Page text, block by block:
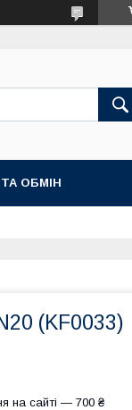
ОБМІН
(KF0033)
на сайті — 700 ₴